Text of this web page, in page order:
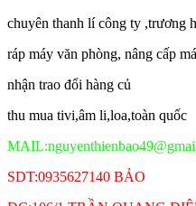
chuyên thanh lí công ty ,trương
ráp máy văn phòng, nâng cấp
nhận trao đổi hàng củ
thu mua tivi,âm li,loa,toàn quốc
SDT:0935627140 BẢO